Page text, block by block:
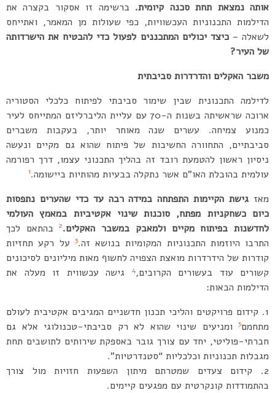
אותה נמצאת תחת סכנה קיומית. ברשימה זו אסקור בקצרה את
הדילמות התכנוניות העכשוויות, כפי שעולות מן המאמר, ואתייחס
לשאלה –כיצד יכולים המתכננים לפעול כדי להבטיח את הישרדותה
של העיר?
משבר האקלים והדרדרות סביבתית
לדילמה התכנונית שבין שימור סביבתי לפיתוח כלכלי הסטוריה
ארוכה שראשיתה בשנות ה-70 עם עליית הליברליזם המתייחס לעיר
כמנוע צמיחה. עשרים שנה מאוחר יותר, בעקבות משברים
סביבתיים, התחוורה החשיבות של פיתוח שהוא גם מקיים ונעשה
ניסיון ראשון להטמעת רובד זה בהליך התכנוני עצמו, דרך רפורמה
עולמית בהובלת האו”ם אשר נתקלה בבעיות מהותיות ביישומה.1
מאז גישת הקיימות התפתחה במידה רבה עד כדי שהערים נתפסות
כיום כשחקניות מפתח, סוכנות שינוי אקטיביות במאמץ העולמי
לחדשנות בפיתוח מקיים ולמאבק במשבר האקלים.2בהתאם לכך
התרבו היוזמות התכנוניות המקומיות בנושא זה.3 על רקע תחזיות
קודרות של הידרדרות מואצת הצפויה לחשוף מאות מיליונים לסיכונים
קשורים עוד בעשורים הקרובים,4
גישה עכשווית זו מעלה את
הדילמות הבאות:
קידום פרויקטים והליכי תכנון חדשניים המגיבים אקטיבית לעולם
מתחמם5
ומניעים שינוי שהוא לא רק סביבתי-טכנולוגי אלא גם
חברתי-פוליטי, יחד עם צורך גובר באספקת שירותים לתושבים תחת
מגבלות תכנוניות וכלכליות “סטנדרטיות”.
קידום צעדים שמטרתם מיתון השפעות חזויות מול צורך
בהתמודדות קונקרטית עם מפגעים קיימים.